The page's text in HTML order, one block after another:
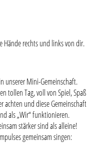
Hände rechts und links von dir.
unserer Mini-Gemeinschaft.
tollen Tag, voll von Spiel, Spaß
achten und diese Gemeinschaft
als „Wir“ funktionieren.
stärker sind als alleine!
gemeinsam singen: